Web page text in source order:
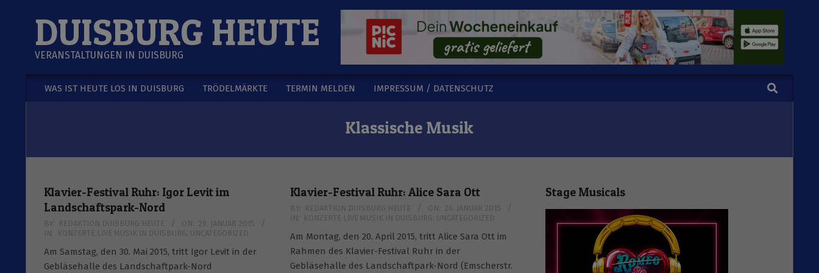
DUISBURG HEUTE
VERANSTALTUNGEN IN DUISBURG
Secondary
WAS IST HEUTE LOS IN DUISBURG TRÖDELMÄRKTE TERMIN MELDEN IMPRESSUM / DATENSCHUTZ Search
Klassische Musik
Klavier-Festival Ruhr: Igor Levit im
Landschaftspark-Nord
2015-
01-
29
BY: REDAKTION DUISBURG HEUTE ON:
29. JANUAR 2015
IN:
KONZERTE LIVE MUSIK IN DUISBURG UNCATEGORIZED
Am Samstag, den 30. Mai 2015, tritt Igor Levit in der
Gebläsehalle des Landschaftpark-Nord
Klavier-Festival Ruhr: Alice Sara Ott
2015-
01-
26
BY: REDAKTION DUISBURG HEUTE ON:
26. JANUAR 2015
IN:
KONZERTE LIVE MUSIK IN DUISBURG UNCATEGORIZED
Am Montag, den 20. April 2015, tritt Alice Sara Ott im
Rahmen des Klavier-Festival Ruhr in der
Gebläsehalle des Landschaftpark-Nord (Emscherstr.
Stage Musicals